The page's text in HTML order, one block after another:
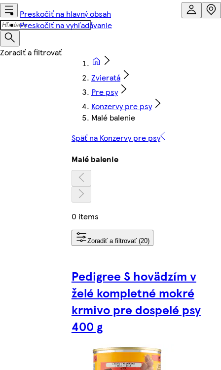
Preskočiť na hlavný obsah
Preskočiť na vyhľadávanie
Zvieratá
Pre psy
Konzervy pre psy
Malé balenie
Späť na Konzervy pre psy
Malé balenie
0 items
Zoradiť a filtrovať (20)
Pedigree S hovädzím v
želé kompletné mokré
krmivo pre dospelé psy
400 g